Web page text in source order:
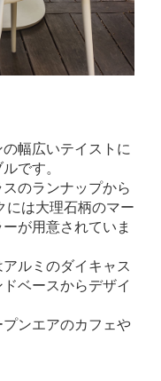
幅広いテイストに
です。
のランナップから
は大理石柄のマー
が用意されていま
ルミのダイキャス
ベースからデザイ
ンエアのカフェや